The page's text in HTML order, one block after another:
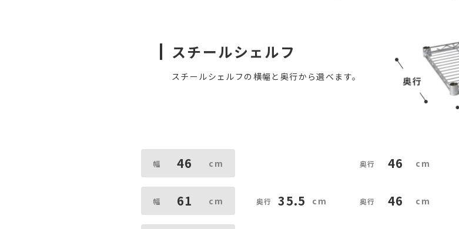
スチールシェルフ
スチールシェルフの横幅と奥行から選べます。
46 46
61 35.5 46